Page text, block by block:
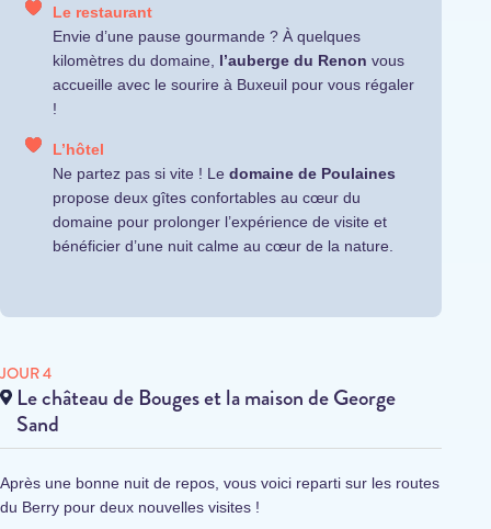
Le restaurant
Envie d’une pause gourmande ? À quelques
kilomètres du domaine, l’auberge du Renon vous
accueille avec le sourire à Buxeuil pour vous régaler
!
L’hôtel
Ne partez pas si vite ! Le domaine de Poulaines
propose deux gîtes confortables au cœur du
domaine pour prolonger l’expérience de visite et
bénéficier d’une nuit calme au cœur de la nature.
JOUR 4
Le château de Bouges et la maison de George
Sand
Après une bonne nuit de repos, vous voici reparti sur les routes
du Berry pour deux nouvelles visites !